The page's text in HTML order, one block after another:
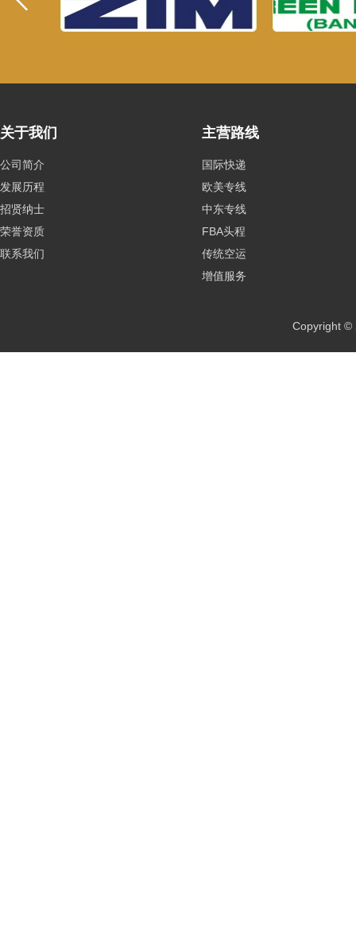
关于我们
公司简介
发展历程
招贤纳士
荣誉资质
联系我们
主营路线
国际快递
欧美专线
中东专线
FBA头程
传统空运
增值服务
Copyright ©